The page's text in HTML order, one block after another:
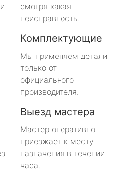
смотря какая
неисправность.
Комплектующие
Мы применяем детали
только от
официального
производителя.
Выезд мастера
Мастер оперативно
приезжает к месту
назначения в течении
часа.